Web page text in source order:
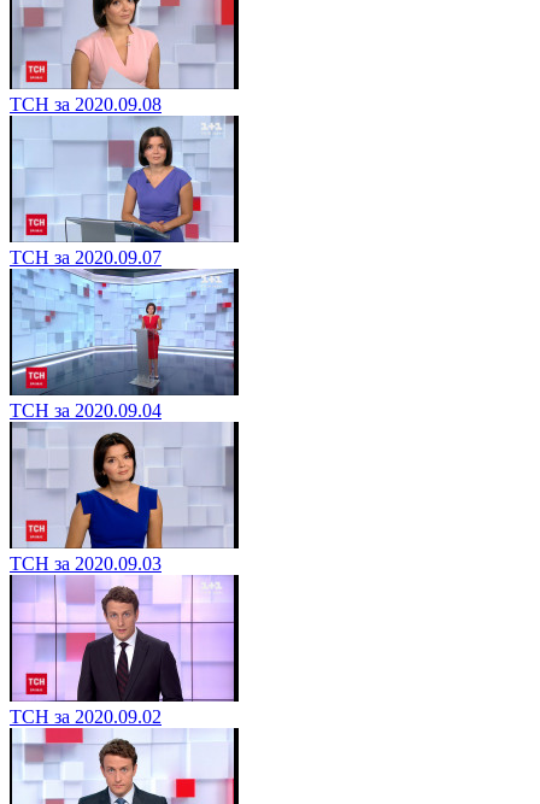
ТСН за 2020.09.08
ТСН за 2020.09.07
ТСН за 2020.09.04
ТСН за 2020.09.03
ТСН за 2020.09.02